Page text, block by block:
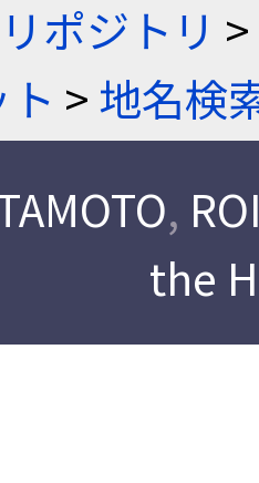
ポジトリ >
> 地名検
,
the